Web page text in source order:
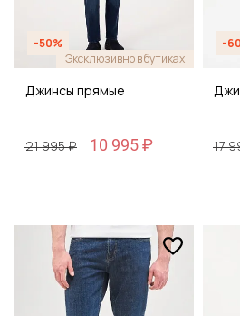
-50%
Эксклюзивно в бутиках
Джинсы прямые
21 995 ₽ 10 995 ₽
-
17